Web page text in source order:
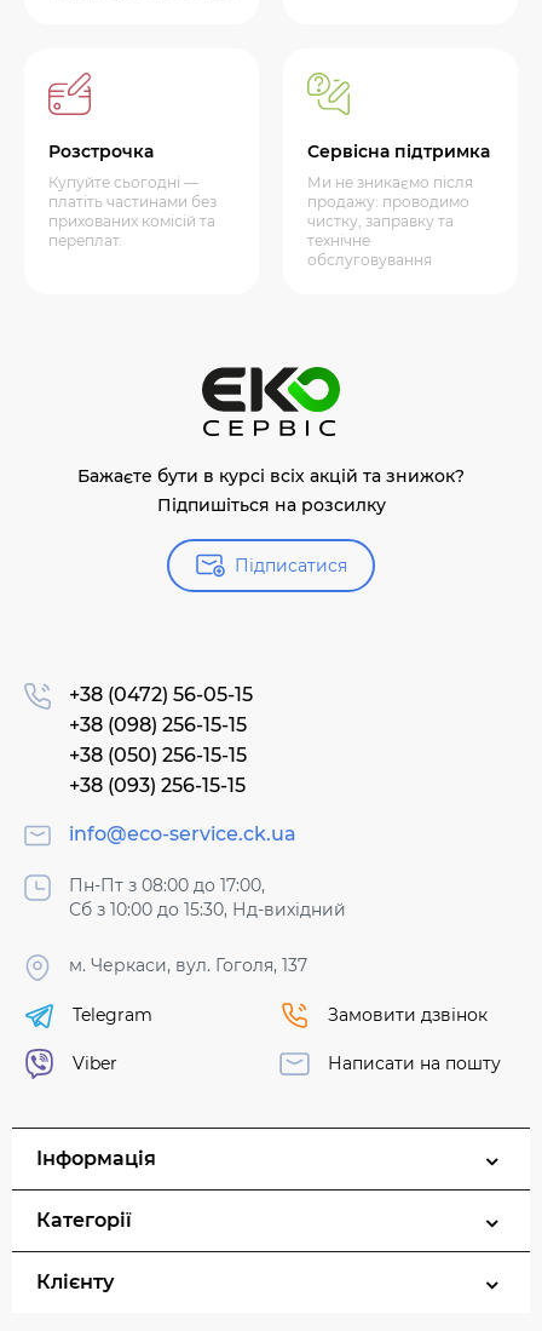
Розстрочка
Купуйте сьогодні —
платіть частинами без
прихованих комісій та
переплат.
Сервісна підтримка
Ми не зникаємо після
продажу: проводимо
чистку, заправку та
технічне
обслуговування
Бажаєте бути в курсі всіх акцій та знижок?
Підпишіться на розсилку
Підписатися
+38 (0472) 56-05-15
+38 (098) 256-15-15
+38 (050) 256-15-15
+38 (093) 256-15-15
info@eco-service.ck.ua
Пн-Пт з 08:00 до 17:00,
Сб з 10:00 до 15:30, Нд-вихідний
м. Черкаси, вул. Гоголя, 137
Telegram
Viber
Замовити дзвінок
Написати на пошту
Інформація
Категорії
Клієнту